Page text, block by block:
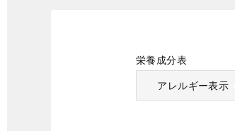
栄養成分表
アレルギー表示